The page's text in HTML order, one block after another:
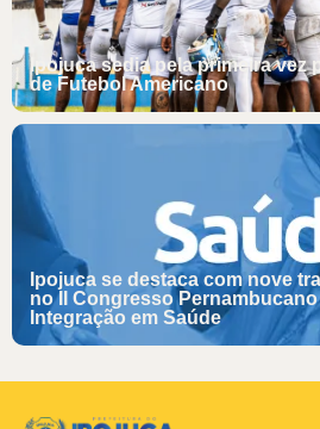
Ipojuca sedia pela primeira vez
de Futebol Americano
Ipojuca se destaca com nove
no II Congresso
Integração em Saúde